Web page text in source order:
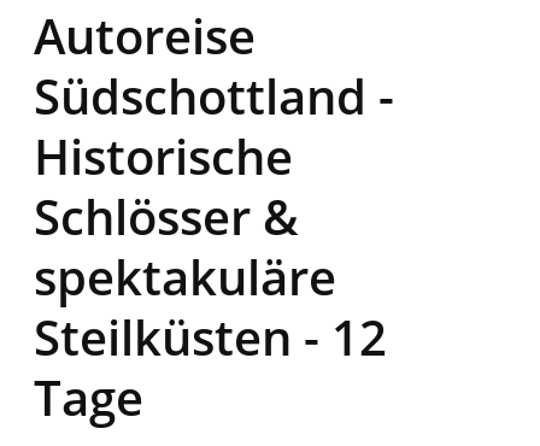
Autoreise
Südschottland -
Historische
Schlösser &
spektakuläre
Steilküsten - 12
Tage